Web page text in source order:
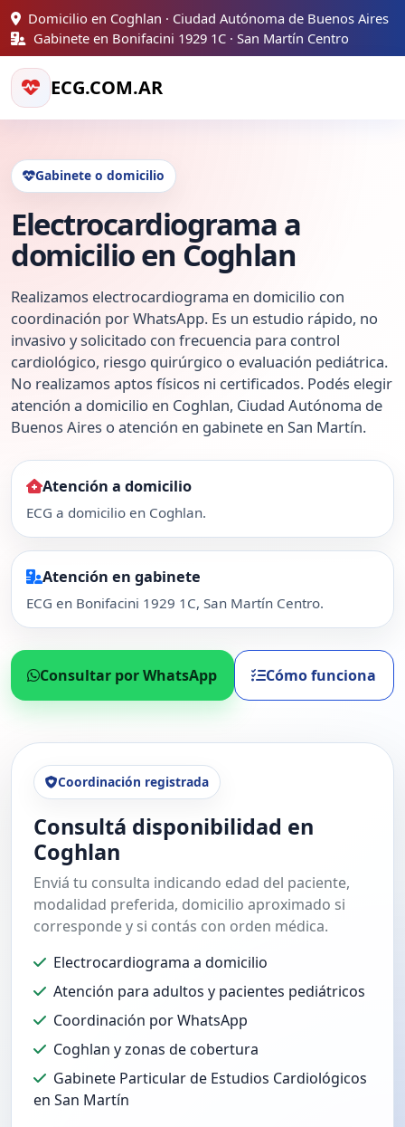
Domicilio en Coghlan · Ciudad Autónoma de Buenos Aires
Gabinete en Bonifacini 1929 1C · San Martín Centro
ECG.COM.AR
Gabinete o domicilio
Electrocardiograma a
domicilio en Coghlan
Realizamos electrocardiograma en domicilio con
coordinación por WhatsApp. Es un estudio rápido, no
invasivo y solicitado con frecuencia para control
cardiológico, riesgo quirúrgico o evaluación pediátrica.
No realizamos aptos físicos ni certificados. Podés elegir
atención a domicilio en Coghlan, Ciudad Autónoma de
Buenos Aires o atención en gabinete en San Martín.
Atención a domicilio
ECG a domicilio en Coghlan.
Atención en gabinete
ECG en Bonifacini 1929 1C, San Martín Centro.
Consultar por WhatsApp Cómo funciona
Coordinación registrada
Consultá disponibilidad en
Coghlan
Enviá tu consulta indicando edad del paciente,
modalidad preferida, domicilio aproximado si
corresponde y si contás con orden médica.
Electrocardiograma a domicilio
Atención para adultos y pacientes pediátricos
Coordinación por WhatsApp
Coghlan y zonas de cobertura
Gabinete Particular de Estudios Cardiológicos
en San Martín